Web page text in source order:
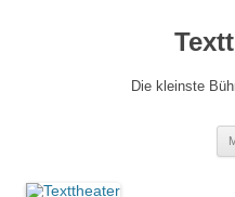
Die kleinste